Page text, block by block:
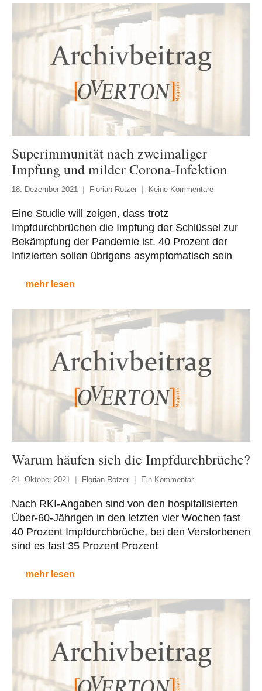
Superimmunität nach zweimaliger
Impfung und milder Corona-Infektion
18. Dezember 2021 Florian Rötzer Keine Kommentare
Eine Studie will zeigen, dass trotz
Impfdurchbrüchen die Impfung der Schlüssel zur
Bekämpfung der Pandemie ist. 40 Prozent der
Infizierten sollen übrigens asymptomatisch sein
mehr lesen
Warum häufen sich die Impfdurchbrüche?
21. Oktober 2021 Florian Rötzer Ein Kommentar
Nach RKI-Angaben sind von den hospitalisierten
Über-60-Jährigen in den letzten vier Wochen fast
40 Prozent Impfdurchbrüche, bei den Verstorbenen
sind es fast 35 Prozent Prozent
mehr lesen